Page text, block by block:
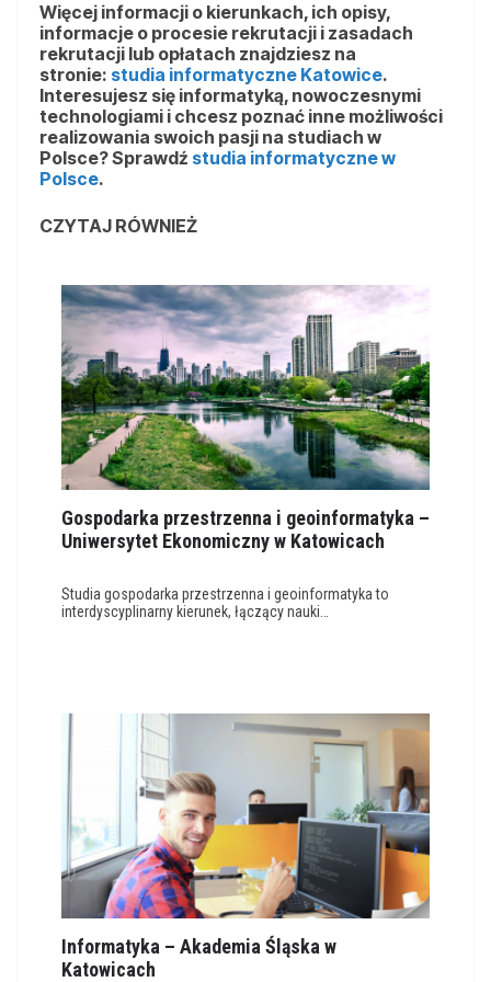
Więcej informacji o kierunkach, ich opisy,
informacje o procesie rekrutacji i zasadach
rekrutacji lub opłatach znajdziesz na
stronie: studia informatyczne Katowice.
Interesujesz się informatyką, nowoczesnymi
technologiami i chcesz poznać inne możliwości
realizowania swoich pasji na studiach w
Polsce? Sprawdź studia informatyczne w
Polsce.
CZYTAJ RÓWNIEŻ
Gospodarka przestrzenna i geoinformatyka –
Uniwersytet Ekonomiczny w Katowicach
Studia gospodarka przestrzenna i geoinformatyka to
interdyscyplinarny kierunek, łączący nauki…
Informatyka – Akademia Śląska w
Katowicach